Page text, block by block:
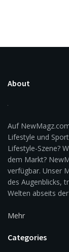
About
Auf
Lifestyle und
Lifestyle-Szene?
dem Markt?
verfügbar. Unser
des Augenblicks,
Welten abseits
Mehr
Categories